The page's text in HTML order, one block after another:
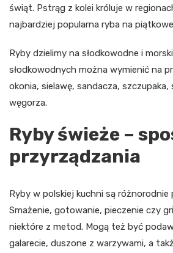
świąt. Pstrąg z kolei króluje w
najbardziej popularna ryba na
Ryby dzielimy na słodkowodne i
słodkowodnych można wymienić na
okonia, sielawę, sandacza, szczupaka,
węgorza.
Ryby świeże –
przyrządzania
Ryby w polskiej kuchni są różnorodnie
Smażenie, gotowanie, pieczenie czy
niektóre z metod. Mogą też być
galarecie, duszone z warzywami, a